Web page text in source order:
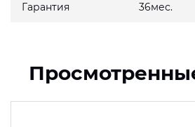
Гарантия 36мес.